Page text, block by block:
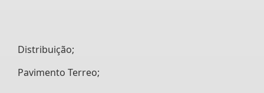
Distribuição;
Pavimento Terreo;